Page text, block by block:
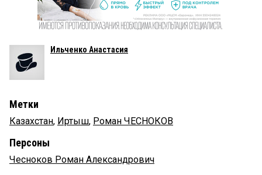
Ильченко Анастасия
Метки
Казахстан, Иртыш, Роман ЧЕСНОКОВ
Персоны
Чесноков Роман Александрович